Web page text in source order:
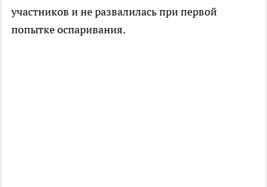
участников и не развалилась при первой
попытке оспаривания.